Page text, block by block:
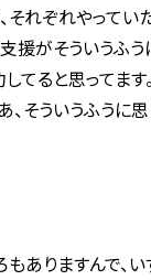
それぞれやって
援がそういう
てると思ってま
、そういうふう
ありますんで、